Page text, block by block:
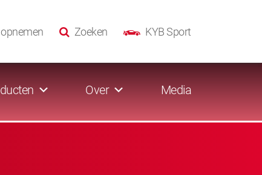
KYB Sport
Zoeken
Over Media